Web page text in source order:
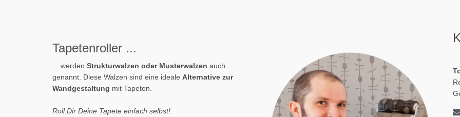
Tapetenroller ...
... werden Strukturwalzen oder Musterwalzen auch
genannt. Diese Walzen sind eine ideale Alternative zur
Wandgestaltung mit Tapeten.
Roll Dir Deine Tapete einfach selbst!